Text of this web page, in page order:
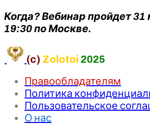
Когда? Вебинар пройдет 31
19:30 по Москве.
(c) Zolotoi 2025
Правообладателям
Политика
Пользовательское
О нас